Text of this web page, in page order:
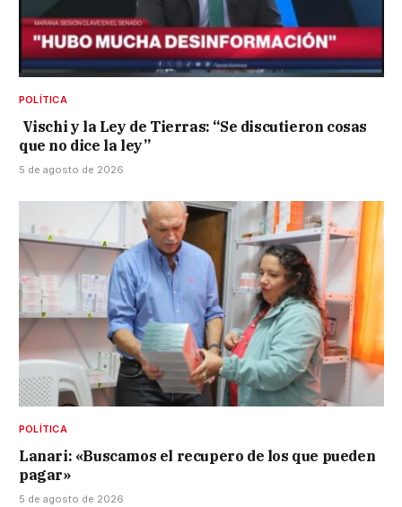
POLÍTICA
Vischi y la Ley de Tierras: “Se discutieron cosas
que no dice la ley”
5 de agosto de 2026
POLÍTICA
Lanari: «Buscamos el recupero de los que pueden
pagar»
5 de agosto de 2026